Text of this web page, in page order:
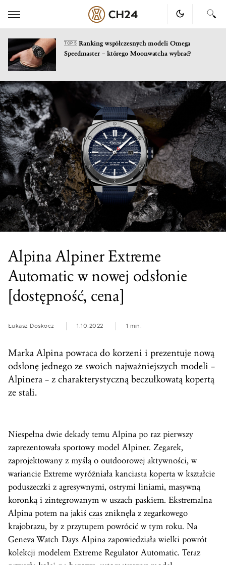
Skip
to
content
TOP 5Ranking współczesnych modeli Omega
Speedmaster – którego Moonwatcha wybrać?
Alpina Alpiner Extreme
Automatic w nowej odsłonie
[dostępność, cena]
Łukasz Doskocz 1.10.2022 1 min.
Marka Alpina powraca do korzeni i prezentuje nową
odsłonę jednego ze swoich najważniejszych modeli –
Alpinera – z charakterystyczną beczułkowatą kopertą
ze stali.
Niespełna dwie dekady temu Alpina po raz pierwszy
zaprezentowała sportowy model Alpiner. Zegarek,
zaprojektowany z myślą o outdoorowej aktywności, w
wariancie Extreme wyróżniała kanciasta koperta w kształcie
poduszeczki z agresywnymi, ostrymi liniami, masywną
koronką i zintegrowanym w uszach paskiem. Ekstremalna
Alpina potem na jakiś czas zniknęła z zegarkowego
krajobrazu, by z przytupem powrócić w tym roku. Na
Geneva Watch Days Alpina zapowiedziała wielki powrót
kolekcji modelem Extreme Regulator Automatic. Teraz